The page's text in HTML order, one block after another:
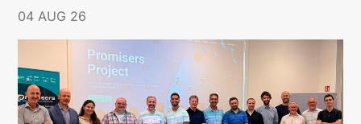
04 AUG 26